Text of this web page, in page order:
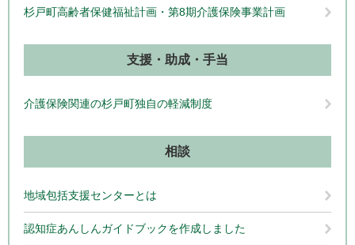
杉戸町高齢者保健福祉計画・第8期介護保険事業計画
支援・助成・手当
介護保険関連の杉戸町独自の軽減制度
相談
地域包括支援センターとは
認知症あんしんガイドブックを作成しました